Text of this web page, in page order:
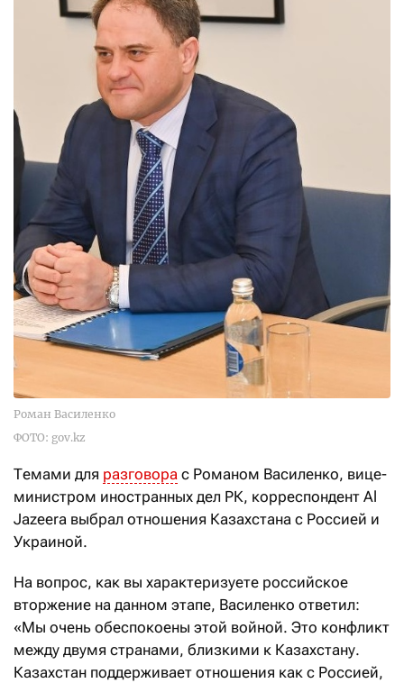
Роман Василенко
ФОТО: gov.kz
Темами для разговора с Романом Василенко, вице-
министром иностранных дел РК, корреспондент Al
Jazeera выбрал отношения Казахстана с Россией и
Украиной.
На вопрос, как вы характеризуете российское
вторжение на данном этапе, Василенко ответил:
«Мы очень обеспокоены этой войной. Это конфликт
между двумя странами, близкими к Казахстану.
Казахстан поддерживает отношения как с Россией,